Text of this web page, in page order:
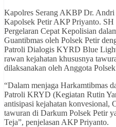
Kapolres Serang AKBP Dr.
Kapolsek Petir AKP Priyanto. SH
Pergelaran Cepat Kepolisian
Guantibmas oleh Polsek Petir
Patroli Dialogis KYRD Blue Light
rawan kejahatan khususnya
dilaksanakan oleh Anggota
“Dalam menjaga Harkamtibmas
Patroli KRYD (Kegiatan Rutin
antisipasi kejahatan konvesional,
tawuran di Darkum Polsek Petir
Teja”, penjelasan AKP Priyanto.